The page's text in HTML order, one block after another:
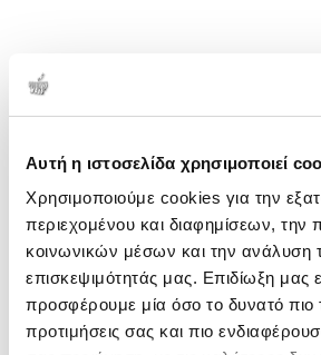
Αυτή η ιστοσελίδα χρησιμοποιεί
Χρησιμοποιούμε cookies για την
περιεχομένου και διαφημίσεων, την
κοινωνικών μέσων και την ανάλυση
επισκεψιμότητάς μας. Επιδίωξη μας
προσφέρουμε μία όσο το δυνατό πιο
προτιμήσεις σας και πιο